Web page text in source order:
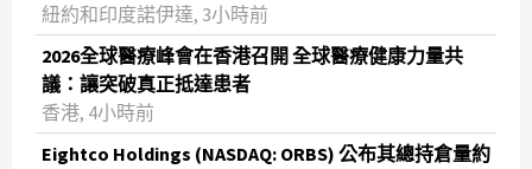
紐約和印度諾伊達, 3小時前
2026全球醫療峰會在香港召開 全球醫療健康力量共
議：讓突破真正抵達患者
香港, 4小時前
Eightco Holdings (NASDAQ: ORBS) 公布其總持倉量約